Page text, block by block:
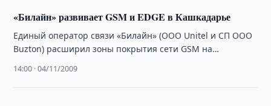
«Билайн» развивает GSM и EDGE в Кашкадарье
Единый оператор связи «Билайн» (ООО Unitel и СП ООО
Buzton) расширил зоны покрытия сети GSM на
14:00 · 04/11/2009